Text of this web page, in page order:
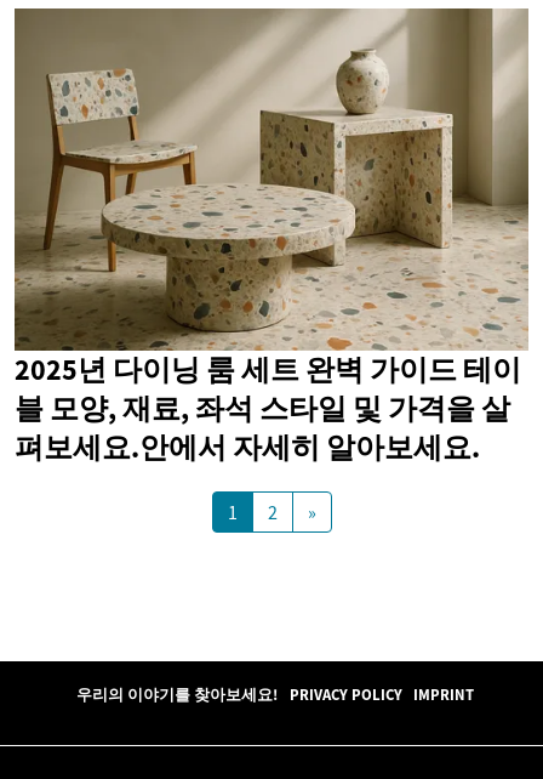
2025년 다이닝 룸 세트 완벽 가이드 테이
블 모양, 재료, 좌석 스타일 및 가격을 살
펴보세요.안에서 자세히 알아보세요.
1 2 »
우리의 이야기를 찾아보세요! PRIVACY POLICY IMPRINT